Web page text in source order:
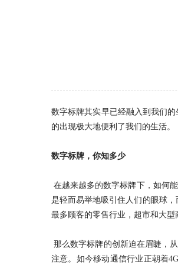
数字标牌其实早已经融入到我们
的出现极大地便利了我们的生活。
数字标牌，你知多少
在越来越多的数字标牌下，如何
是轻而易举地吸引住人们的眼球
最多顾客的零售行业，超市和大型
那么数字标牌的创新迫在眉睫，
注意。如今移动通信行业正朝着